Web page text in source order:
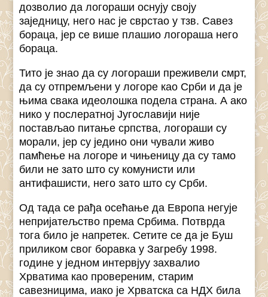
дозволио да логораши оснују своју
заједницу, него нас је сврстао у тзв. Савез
бораца, јер се више плашио логораша него
бораца.
Тито је знао да су логораши преживели смрт,
да су отпремљени у логоре као Срби и да је
њима свака идеолошка подела страна. А ако
нико у послератној Југославији није
постављао питање српства, логораши су
морали, јер су једино они чували живо
памћење на логоре и чињеницу да су тамо
били не зато што су комунисти или
антифашисти, него зато што су Срби.
Од тада се рађа осећање да Европа негује
непријатељство према Србима. Потврда
тога било је напретек. Сетите се да је Буш
приликом свог боравка у Загребу 1998.
године у једном интервјуу захвалио
Хрватима као провереним, старим
савезницима, иако је Хрватска са НДХ била